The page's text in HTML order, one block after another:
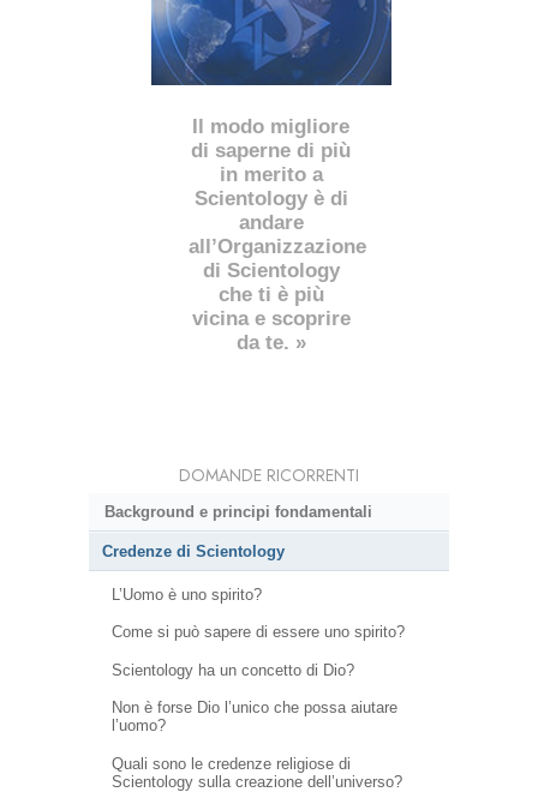
Il modo migliore
di saperne di più
in merito a
Scientology è di
andare
all’Organizzazione
di Scientology
che ti è più
vicina e scoprire
da te. »
DOMANDE RICORRENTI
Background e principi fondamentali
Credenze di Scientology
L’Uomo è uno spirito?
Come si può sapere di essere uno spirito?
Scientology ha un concetto di Dio?
Non è forse Dio l’unico che possa aiutare
l’uomo?
Quali sono le credenze religiose di
Scientology sulla creazione dell’universo?